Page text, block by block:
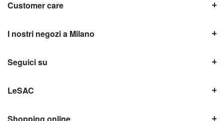
Customer care
I nostri negozi a Milano
Seguici su
LeSAC
Shopping online